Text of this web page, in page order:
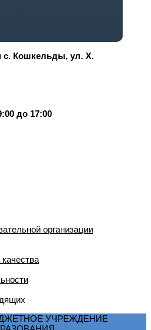
с. Кошкельды, ул. Х.
до 17:00
организации
УЧРЕЖДЕНИЕ